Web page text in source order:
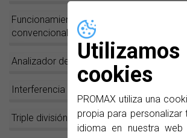
Utilizamos
cookies
PROMAX utiliza una
propia para personalizar
idioma en nuestra web
Funcionamiento híbrido: Pantalla táctil +
convencionales
Analizador de ecos dinámicos
Interferencia LTE en sistemas SMATV y
Triple división de pantalla